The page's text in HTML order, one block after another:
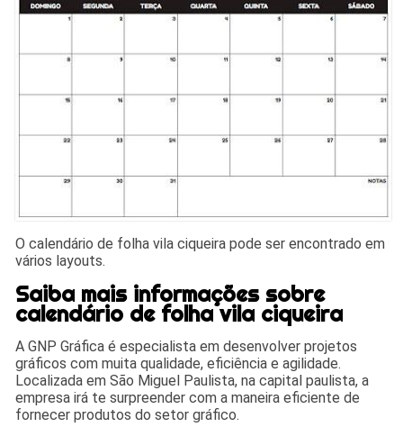
O calendário de folha vila ciqueira pode ser encontrado em
vários layouts.
Saiba mais informações sobre
calendário de folha vila ciqueira
A GNP Gráfica é especialista em desenvolver projetos
gráficos com muita qualidade, eficiência e agilidade.
Localizada em São Miguel Paulista, na capital paulista, a
empresa irá te surpreender com a maneira eficiente de
fornecer produtos do setor gráfico.